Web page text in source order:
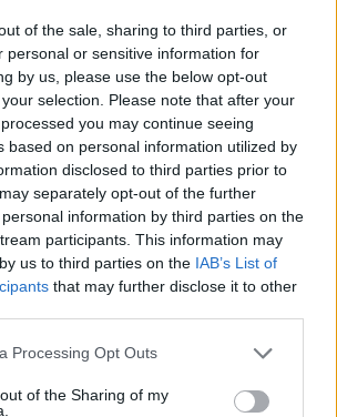
of the sale, sharing to third parties, or
personal or sensitive information for
by us, please use the below opt-out
selection. Please note that after your
you may continue seeing
based on personal information utilized by
disclosed to third parties prior to
separately opt-out of the further
information by third parties on the
participants. This information may
us to third parties on the IAB’s List of
that may further disclose it to other
website/app uses one or more Google
visit or usage behaviour. You may click to
Processing Opt Outs
of the Sharing of my
en grupo
momento
(Día de los Muertos)